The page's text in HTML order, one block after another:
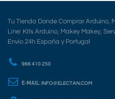
Tu Tienda Donde Comprar Arduino,
Line: Kits Arduino, Makey Makey,
Envio 24h España y Portugal
966 410 250
E-MAIL: INFO@ELECTAN.COM